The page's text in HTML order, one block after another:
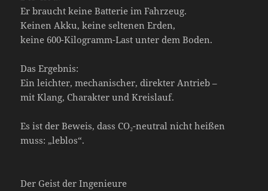
Er braucht keine Batterie im Fahrzeug.
Keinen Akku, keine seltenen Erden,
keine 600-Kilogramm-Last unter dem Boden.
Das Ergebnis:
Ein leichter, mechanischer, direkter Antrieb –
mit Klang, Charakter und Kreislauf.
Es ist der Beweis, dass CO₂-neutral nicht heißen
muss: „leblos“.
Der Geist der Ingenieure